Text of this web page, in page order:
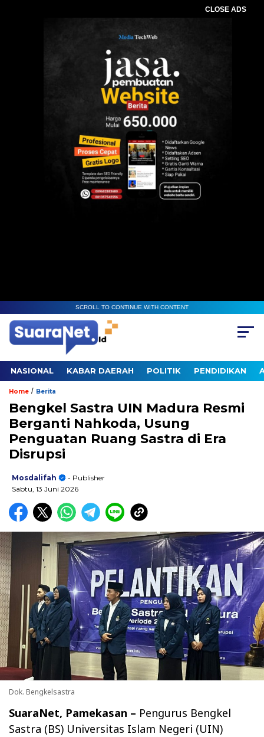
CLOSE ADS
SCROLL TO CONTINUE WITH CONTENT
NASIONAL KABAR DAERAH POLITIK PENDIDIKAN
Home / Berita
Bengkel Sastra UIN Madura Resmi
Berganti Nahkoda, Usung
Penguatan Ruang Sastra di Era
Disrupsi
Mosdalifah
- Publisher
Sabtu, 13 Juni 2026
Dok. Bengkelsastra
SuaraNet, Pamekasan – Pengurus Bengkel
Sastra (BS) Universitas Islam Negeri (UIN)